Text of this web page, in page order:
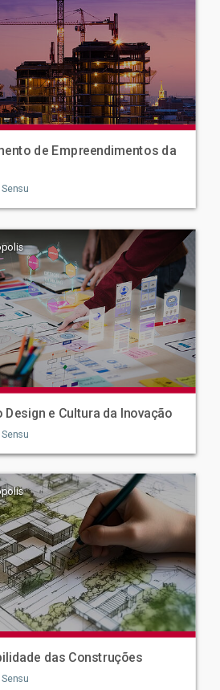
de Empreendimentos da
e Cultura da Inovação
das Construções